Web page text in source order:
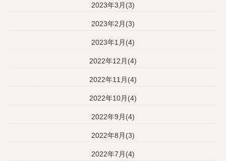
2023年3月(3)
2023年2月(3)
2023年1月(4)
2022年12月(4)
2022年11月(4)
2022年10月(4)
2022年9月(4)
2022年8月(3)
2022年7月(4)